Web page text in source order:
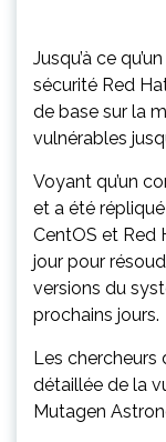
Jusqu’à ce
sécurité Red
de base sur la
vulnérables
Voyant qu’un
et a été
CentOS et Red
jour pour
versions du
prochains jours.
Les chercheurs
détaillée de la
Mutagen